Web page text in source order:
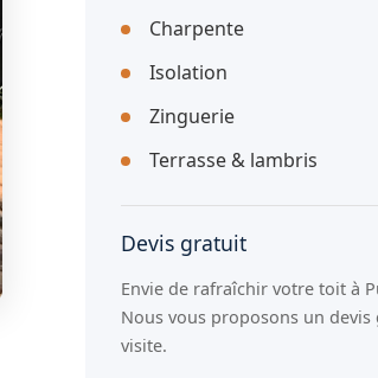
Charpente
Isolation
Zinguerie
Terrasse & lambris
Devis gratuit
Envie de rafraîchir votre toit à
Nous vous proposons un
visite.